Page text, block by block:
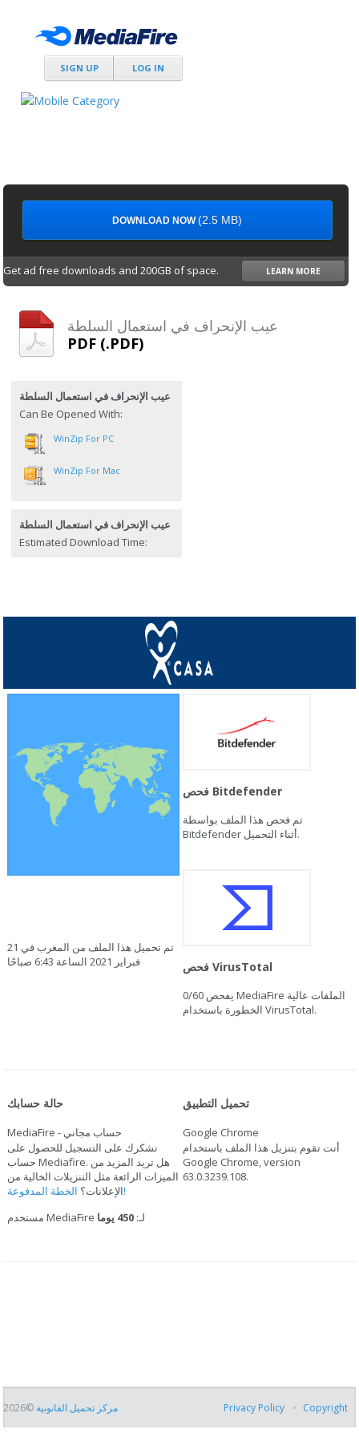
SIGN UP LOG IN
Get ad free downloads and 200GB of space. LEARN MORE
عيب الإنحراف في استعمال السلطة
PDF (.PDF)
عيب الإنحراف في استعمال السلطة
Can Be Opened With:
WinZip For PC
WinZip For Mac
عيب الإنحراف في استعمال السلطة
Estimated Download Time:
DOWNLOAD NOW(2.5 MB)
تم تحميل هذا الملف من المغرب في 21
فبراير 2021 الساعة 6:43 صباحًا
فحص Bitdefender
تم فحص هذا الملف بواسطة
Bitdefender أثناء التحميل.
فحص VirusTotal
0/60
الخطورة باستخدام VirusTotal.
حالة حسابك
MediaFire - حساب مجاني
نشكرك على التسجيل للحصول على
حساب Mediafire. هل تريد المزيد من
الميزات الرائعة مثل التنزيلات الخالية من
الإعلانات؟الخطة المدفوعة!
مستخدم MediaFire لـ:450 يوما
تحميل التطبيق
Google Chrome
أنت تقوم بتنزيل هذا الملف باستخدام
Google Chrome, version
63.0.3239.108.
مركز تحميل القانونية ©2026 Privacy Policy Copyright